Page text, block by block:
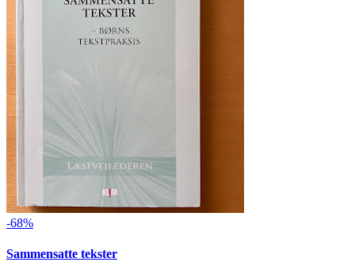
-68%
Sammensatte tekster